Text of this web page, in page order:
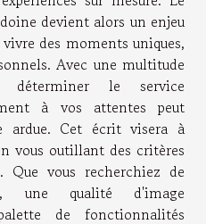
devient alors un enjeu
des moments uniques,
Avec une multitude
déterminer le service
à vos attentes peut
ardue. Cet écrit visera à
vous outillant des critères
Que vous recherchiez de
une qualité d'image
de fonctionnalités